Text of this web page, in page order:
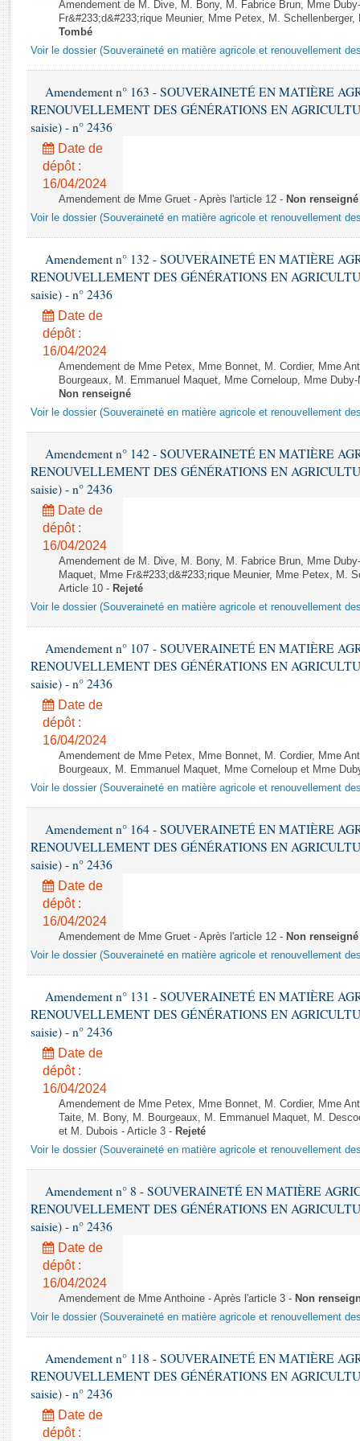
Rapports d'enquête
Rapports législatifs
Dossiers législatifs
Budget et sécurité sociale
Questions écrites et orales
Comptes rendus des débats
Amendement de M. Dive, M. Bony, M. Fabrice Brun, Mme
Fr&#233;d&#233;rique Meunier, Mme Petex, M.
Tombé
Voir le dossier (Souveraineté en matière agricole et renouvellement
Amendement n° 163 - SOUVERAINETÉ EN MATIÈRE
RENOUVELLEMENT DES GÉNÉRATIONS EN
saisie) - n° 2436
Date de
dépôt :
16/04/2024
Amendement de Mme Gruet - Après l'article 12 - Non renseigné
Voir le dossier (Souveraineté en matière agricole et renouvellement
Amendement n° 132 - SOUVERAINETÉ EN MATIÈRE
RENOUVELLEMENT DES GÉNÉRATIONS EN
saisie) - n° 2436
Date de
dépôt :
16/04/2024
Amendement de Mme Petex, Mme Bonnet, M. Cordier, Mme
Bourgeaux, M. Emmanuel Maquet, Mme Corneloup, Mme
Non renseigné
Voir le dossier (Souveraineté en matière agricole et renouvellement
Amendement n° 142 - SOUVERAINETÉ EN MATIÈRE
RENOUVELLEMENT DES GÉNÉRATIONS EN
saisie) - n° 2436
Date de
dépôt :
16/04/2024
Amendement de M. Dive, M. Bony, M. Fabrice Brun, Mme
Maquet, Mme Fr&#233;d&#233;rique Meunier, Mme Petex, M.
Article 10 - Rejeté
Voir le dossier (Souveraineté en matière agricole et renouvellement
Amendement n° 107 - SOUVERAINETÉ EN MATIÈRE
RENOUVELLEMENT DES GÉNÉRATIONS EN
saisie) - n° 2436
Date de
dépôt :
16/04/2024
Amendement de Mme Petex, Mme Bonnet, M. Cordier, Mme
Bourgeaux, M. Emmanuel Maquet, Mme Corneloup et Mme
Voir le dossier (Souveraineté en matière agricole et renouvellement
Amendement n° 164 - SOUVERAINETÉ EN MATIÈRE
RENOUVELLEMENT DES GÉNÉRATIONS EN
saisie) - n° 2436
Date de
dépôt :
16/04/2024
Amendement de Mme Gruet - Après l'article 12 - Non renseigné
Voir le dossier (Souveraineté en matière agricole et renouvellement
Amendement n° 131 - SOUVERAINETÉ EN MATIÈRE
RENOUVELLEMENT DES GÉNÉRATIONS EN
saisie) - n° 2436
Date de
dépôt :
16/04/2024
Amendement de Mme Petex, Mme Bonnet, M. Cordier, Mme
Taite, M. Bony, M. Bourgeaux, M. Emmanuel Maquet, M.
et M. Dubois - Article 3 - Rejeté
Voir le dossier (Souveraineté en matière agricole et renouvellement
Amendement n° 8 - SOUVERAINETÉ EN MATIÈRE
RENOUVELLEMENT DES GÉNÉRATIONS EN
saisie) - n° 2436
Date de
dépôt :
16/04/2024
Amendement de Mme Anthoine - Après l'article 3 - Non
Voir le dossier (Souveraineté en matière agricole et renouvellement
Amendement n° 118 - SOUVERAINETÉ EN MATIÈRE
RENOUVELLEMENT DES GÉNÉRATIONS EN
saisie) - n° 2436
Date de
dépôt :